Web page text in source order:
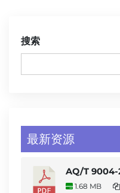
搜索
最新资源
AQ/T 9004-
1.68 MB